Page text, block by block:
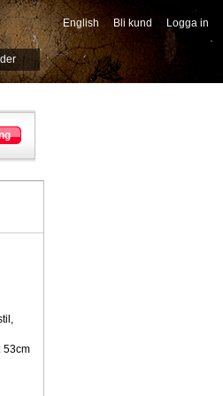
English Bli kund Logga in
-->
53cm